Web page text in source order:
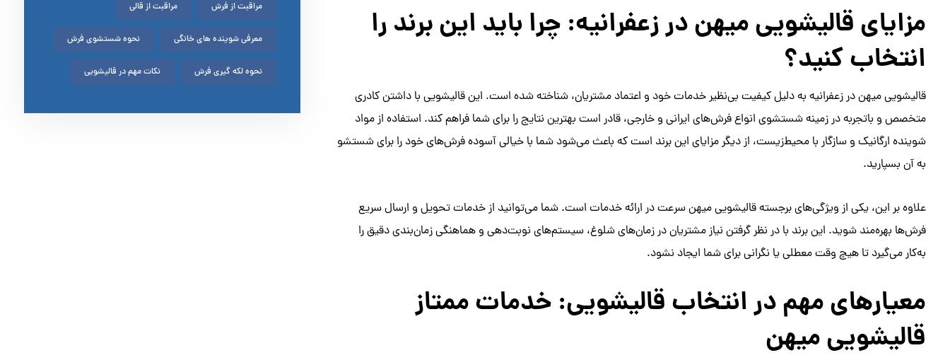
مزایای قالیشویی میهن در زعفرانیه: چرا باید این برند را
انتخاب کنید؟
قالیشویی میهن در زعفرانیه به دلیل کیفیت بی‌نظیر خدمات خود و اعتماد مشتریان، شناخته شده است. این قالیشویی با داشتن کادری
متخصص و باتجربه در زمینه شستشوی انواع فرش‌های ایرانی و خارجی، قادر است بهترین نتایج را برای شما فراهم کند. استفاده از مواد
شوینده ارگانیک و سازگار با محیط‌زیست، از دیگر مزایای این برند است که باعث می‌شود شما با خیالی آسوده فرش‌های خود را برای شستشو
به آن بسپارید.
علاوه بر این، یکی از ویژگی‌های برجسته قالیشویی میهن سرعت در ارائه خدمات است. شما می‌توانید از خدمات تحویل و ارسال سریع
فرش‌ها بهره‌مند شوید. این برند با در نظر گرفتن نیاز مشتریان در زمان‌های شلوغ، سیستم‌های نوبت‌دهی و هماهنگی زمان‌بندی دقیق را
به‌کار می‌گیرد تا هیچ وقت معطلی یا نگرانی برای شما ایجاد نشود.
معیارهای مهم در انتخاب قالیشویی: خدمات ممتاز
قالیشویی میهن
مراقبت از فرش مراقبت از قالی
معرفی شوینده های خانگی نحوه شستشوی فرش
نحوه لکه گیری فرش نکات مهم در قالیشویی